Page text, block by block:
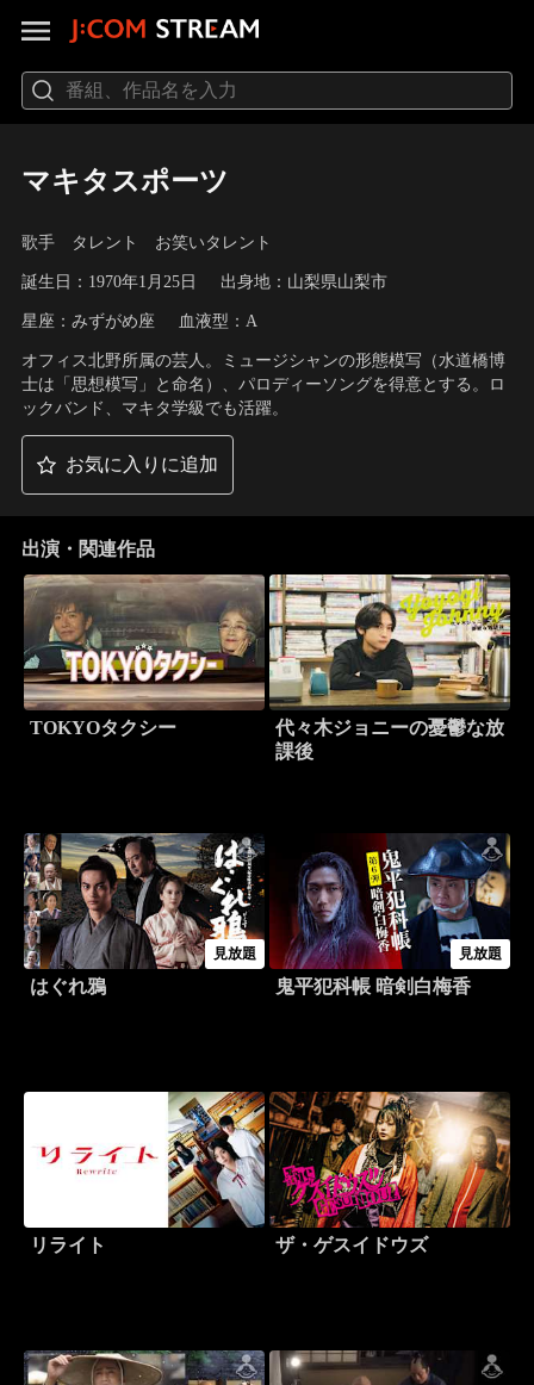
マキタスポーツ
歌手 タレント お笑いタレント
誕生日：1970年1月25日 出身地：山梨県山梨市
星座：みずがめ座 血液型：A
オフィス北野所属の芸人。ミュージシャンの形態模写（水道橋博
士は「思想模写」と命名）、パロディーソングを得意とする。ロ
ックバンド、マキタ学級でも活躍。
お気に入りに追加
出演・関連作品
TOKYOタクシー
代々木ジョニーの憂鬱な放
課後
見放題
はぐれ鴉
見放題
鬼平犯科帳 暗剣白梅香
リライト ザ・ゲスイドウズ